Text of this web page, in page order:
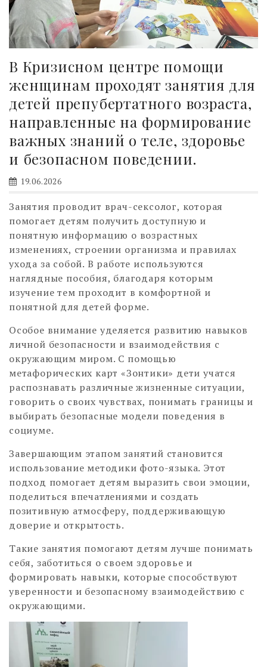
В Кризисном центре помощи
женщинам проходят занятия для
детей препубертатного возраста,
направленные на формирование
важных знаний о теле, здоровье
и безопасном поведении.
19.06.2026
Занятия проводит врач-сексолог, которая
помогает детям получить доступную и
понятную информацию о возрастных
изменениях, строении организма и правилах
ухода за собой. В работе используются
наглядные пособия, благодаря которым
изучение тем проходит в комфортной и
понятной для детей форме.
Особое внимание уделяется развитию навыков
личной безопасности и взаимодействия с
окружающим миром. С помощью
метафорических карт «Зонтики» дети учатся
распознавать различные жизненные ситуации,
говорить о своих чувствах, понимать границы и
выбирать безопасные модели поведения в
социуме.
Завершающим этапом занятий становится
использование методики фото-языка. Этот
подход помогает детям выразить свои эмоции,
поделиться впечатлениями и создать
позитивную атмосферу, поддерживающую
доверие и открытость.
Такие занятия помогают детям лучше понимать
себя, заботиться о своем здоровье и
формировать навыки, которые способствуют
уверенности и безопасному взаимодействию с
окружающими.